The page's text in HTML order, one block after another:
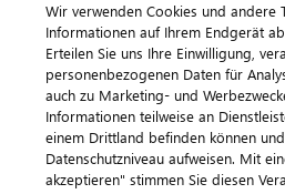
Wir verwenden Cookies und andere
Informationen auf Ihrem Endgerät
Erteilen Sie uns Ihre Einwilligung,
personenbezogenen Daten für
auch zu Marketing- und
Informationen teilweise an
einem Drittland befinden können
Datenschutzniveau aufweisen. Mit
akzeptieren" stimmen Sie diesen